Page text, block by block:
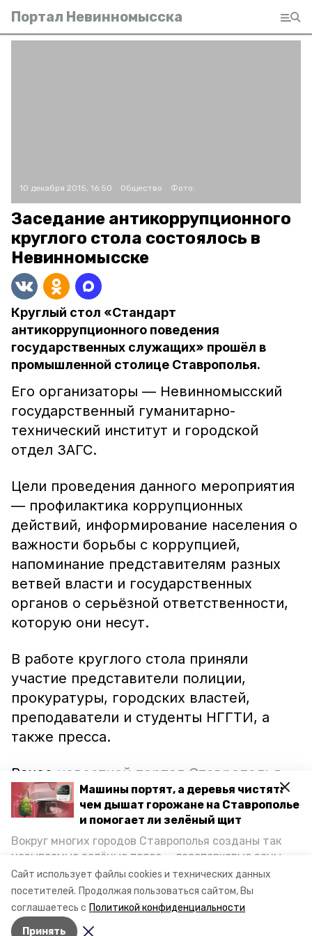
Сайт использует файлы cookies и технических данных
посетителей. Продолжая пользоваться сайтом, Вы
соглашаетесь с Политикой конфиденциальности
Принять
Машины портят, а деревья чистят:
чем дышат горожане на Ставрополье
и помогает ли зелёный щит
Вокруг многих городов Ставрополья созданы так
называемые зелёные пояса — лесопарковые зоны,
снижающие негативное воздействие выхлопных
газов на атмосферу. Справляются ли они с
постоянно растущим потоком автотранспорта и
каким воздухом дышат жители края, узнала
корреспондент «Победы26».
Портал Невинномысска
10 декабря 2015, 16:50 Общество Фото:
Заседание антикоррупционного
круглого стола состоялось в
Невинномысске
Круглый стол «Стандарт
антикоррупционного поведения
государственных служащих» прошёл в
промышленной столице Ставрополья.
Его организаторы — Невинномысский
государственный гуманитарно-
технический институт и городской
отдел ЗАГС.
Цели проведения данного мероприятия
— профилактика коррупционных
действий, информирование населения о
важности борьбы с коррупцией,
напоминание представителям разных
ветвей власти и государственных
органов о серьёзной ответственности,
которую они несут.
В работе круглого стола приняли
участие представители полиции,
прокуратуры, городских властей,
преподаватели и студенты НГГТИ, а
также пресса.
Ранее новостной портал Ставрополья
«Победа26»сообщал, что в краевой
столице состоялся антикоррупционный
власти и бизнеса, на котором была
озвучена статистика коррупционных
преступлений.